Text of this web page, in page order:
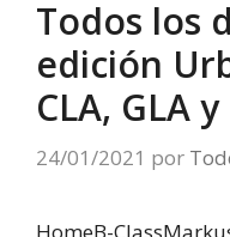
Todos los
edición
CLA, GLA
24/01/2021 por
HomeB-